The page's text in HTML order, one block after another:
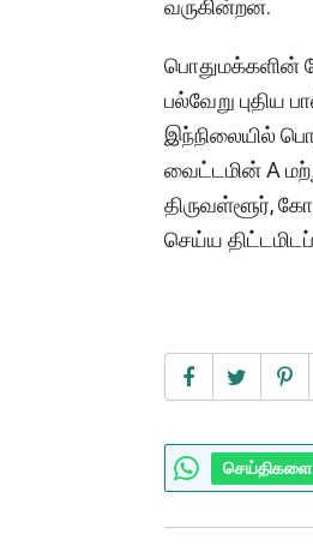
வருகின்றன.
பொதுமக்களின்
பல்வேறு புதிய
இந்நிலையில்
வைட்டமின் A
திருவள்ளூர்,
செய்ய
செய்திகளை